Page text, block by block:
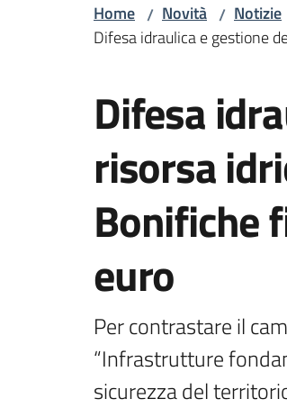
Home / Novità / Notizie
Difesa idraulica e gestione
Difesa
risorsa
Bonifiche
euro
Per contrastare il
“Infrastrutture
sicurezza del